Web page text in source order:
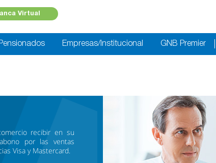
Virtual
Pensionados Empresas/Institucional GNB Premier
recibir en su
por las ventas
Visa y Mastercard.